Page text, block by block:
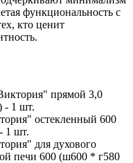
функциональность с
кто ценит
прямой 3,0
- 1 шт.
остекленный 600
1 шт.
для духового
печи 600 (ш600 * г580